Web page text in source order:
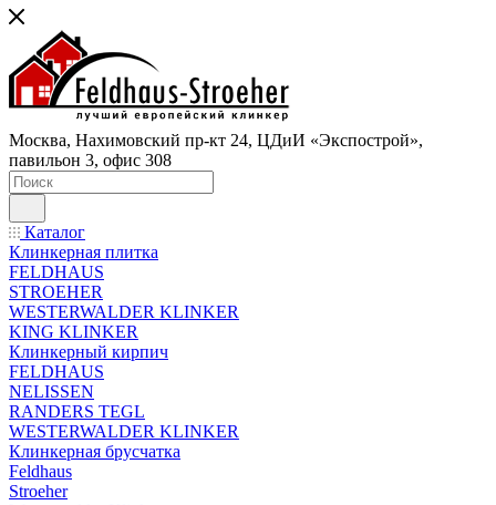
Москва, Нахимовский пр-кт 24, ЦДиИ «Экспострой»,
павильон 3, офис 308
Каталог
Клинкерная плитка
FELDHAUS
STROEHER
WESTERWALDER KLINKER
KING KLINKER
Клинкерный кирпич
FELDHAUS
NELISSEN
RANDERS TEGL
WESTERWALDER KLINKER
Клинкерная брусчатка
Feldhaus
Stroeher